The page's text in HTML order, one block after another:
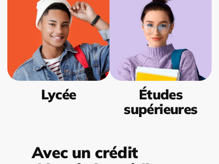
Lycée
Études
supérieures
Avec un crédit